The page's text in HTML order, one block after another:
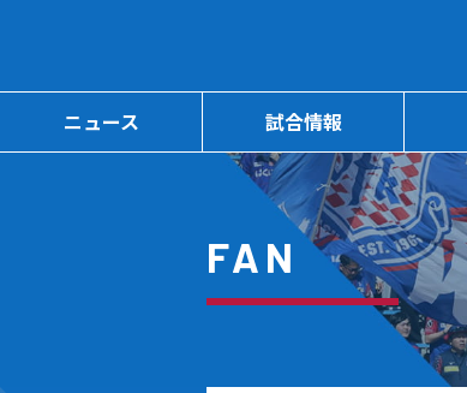
ニュース 試合情報
FAN